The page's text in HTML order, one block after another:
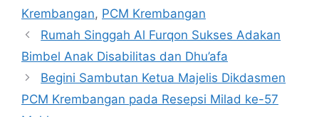
Krembangan, PCM Krembangan
Rumah Singgah Al Furqon Sukses Adakan
Bimbel Anak Disabilitas dan Dhu’afa
Begini Sambutan Ketua Majelis Dikdasmen
PCM Krembangan pada Resepsi Milad ke-57